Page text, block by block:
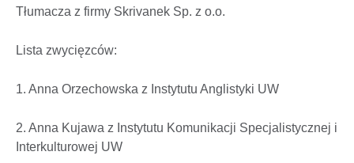
Tłumacza z firmy Skrivanek Sp. z o.o.
Lista zwycięzców:
1. Anna Orzechowska z Instytutu Anglistyki UW
2. Anna Kujawa z Instytutu Komunikacji Specjalistycznej i
Interkulturowej UW